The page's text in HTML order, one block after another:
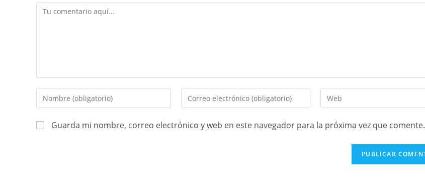
Guarda mi nombre, correo electrónico y web en este navegador para la próxima vez que comente.